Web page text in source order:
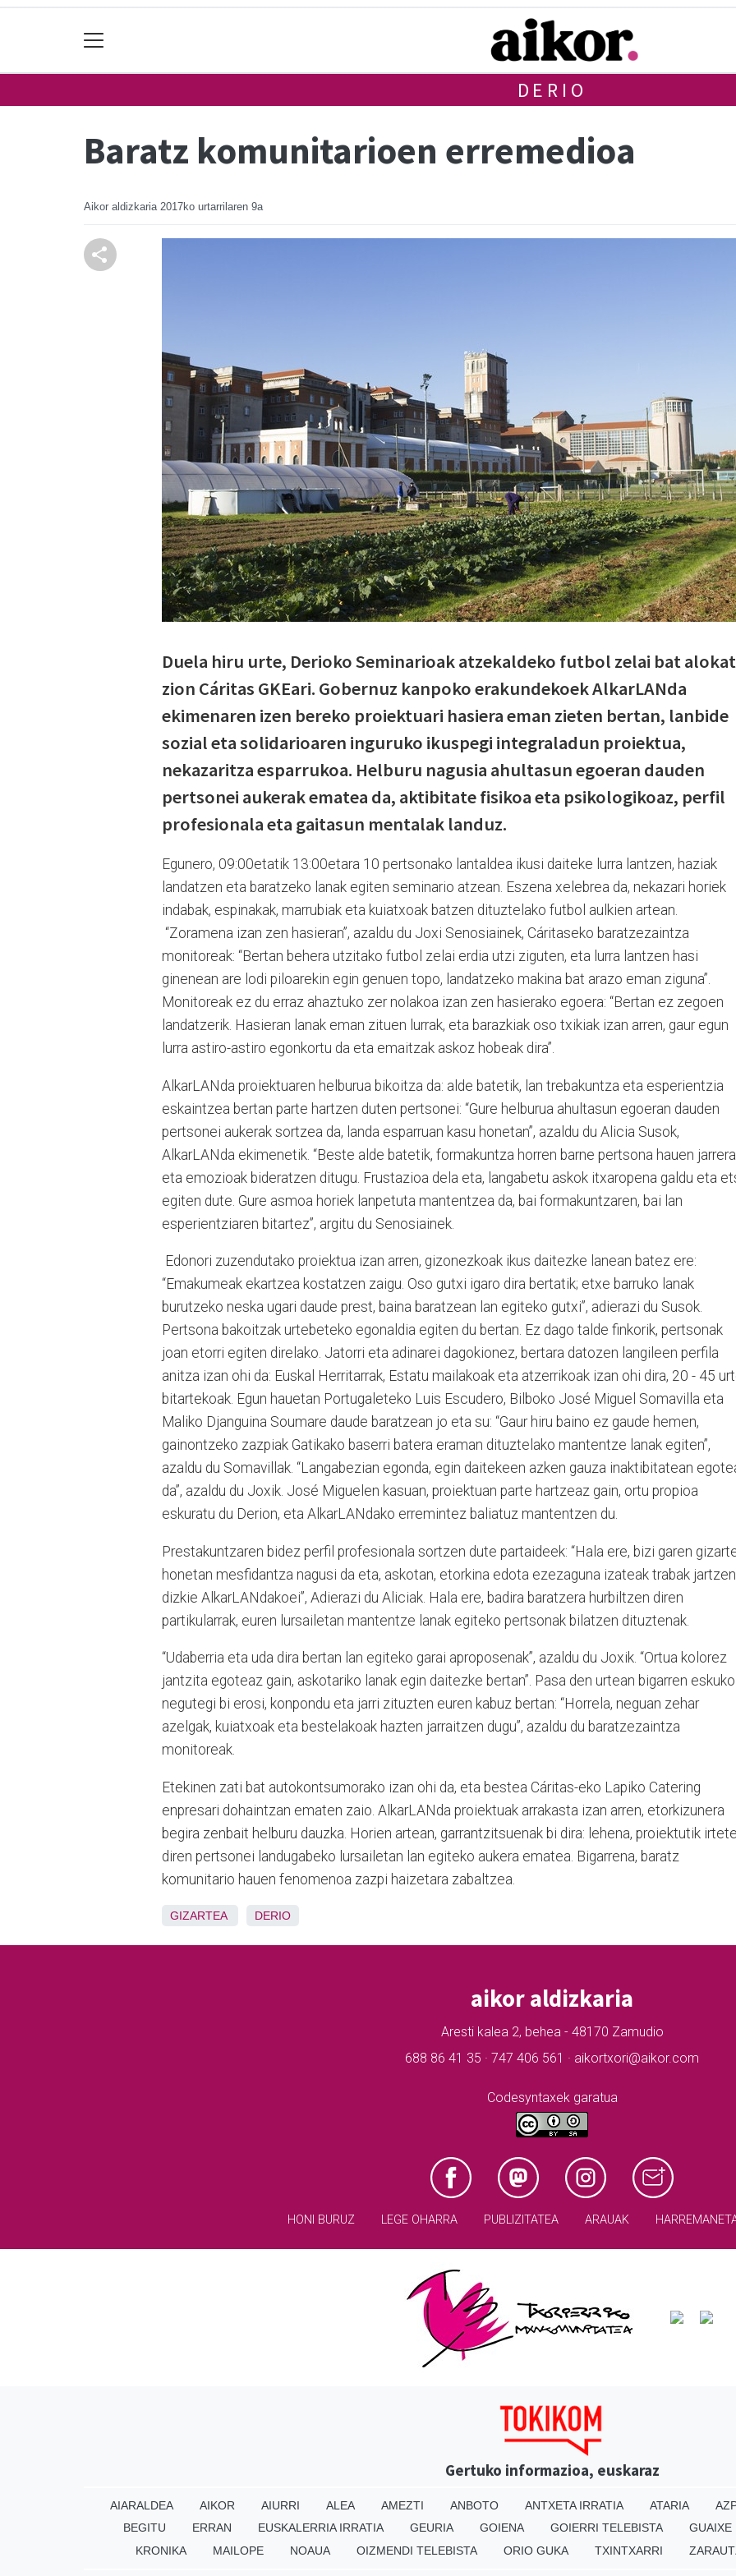
DERIO
Baratz komunitarioen erremedioa
Aikor aldizkaria 2017ko urtarrilaren 9a
Duela hiru urte, Derioko Seminarioak atzekaldeko futbol zelai bat
zion Cáritas GKEari. Gobernuz kanpoko erakundekoek AlkarLANda
ekimenaren izen bereko proiektuari hasiera eman zieten bertan, lanbide
sozial eta solidarioaren inguruko ikuspegi integraladun proiektua,
nekazaritza esparrukoa. Helburu nagusia ahultasun egoeran dauden
pertsonei aukerak ematea da, aktibitate fisikoa eta psikologikoaz, perfil
profesionala eta gaitasun mentalak landuz.
Egunero, 09:00etatik 13:00etara 10 pertsonako lantaldea ikusi daiteke lurra lantzen, haziak
landatzen eta baratzeko lanak egiten seminario atzean. Eszena xelebrea da, nekazari horiek
indabak, espinakak, marrubiak eta kuiatxoak batzen dituztelako futbol aulkien artean.
“Zoramena izan zen hasieran”, azaldu du Joxi Senosiainek, Cáritaseko baratzezaintza
monitoreak: “Bertan behera utzitako futbol zelai erdia utzi ziguten, eta lurra lantzen hasi
ginenean are lodi piloarekin egin genuen topo, landatzeko makina bat arazo eman ziguna”.
Monitoreak ez du erraz ahaztuko zer nolakoa izan zen hasierako egoera: “Bertan ez zegoen
landatzerik. Hasieran lanak eman zituen lurrak, eta barazkiak oso txikiak izan arren, gaur egun
lurra astiro-astiro egonkortu da eta emaitzak askoz hobeak dira”.
AlkarLANda proiektuaren helburua bikoitza da: alde batetik, lan trebakuntza eta esperientzia
eskaintzea bertan parte hartzen duten pertsonei: “Gure helburua ahultasun egoeran dauden
pertsonei aukerak sortzea da, landa esparruan kasu honetan”, azaldu du Alicia Susok,
AlkarLANda ekimenetik. “Beste alde batetik, formakuntza horren barne pertsona hauen jarrera
eta emozioak bideratzen ditugu. Frustazioa dela eta, langabetu askok itxaropena galdu eta
egiten dute. Gure asmoa horiek lanpetuta mantentzea da, bai formakuntzaren, bai lan
esperientziaren bitartez”, argitu du Senosiainek.
Edonori zuzendutako proiektua izan arren, gizonezkoak ikus daitezke lanean batez ere:
“Emakumeak ekartzea kostatzen zaigu. Oso gutxi igaro dira bertatik; etxe barruko lanak
burutzeko neska ugari daude prest, baina baratzean lan egiteko gutxi”, adierazi du Susok.
Pertsona bakoitzak urtebeteko egonaldia egiten du bertan. Ez dago talde finkorik, pertsonak
joan etorri egiten direlako. Jatorri eta adinarei dagokionez, bertara datozen langileen perfila
anitza izan ohi da: Euskal Herritarrak, Estatu mailakoak eta atzerrikoak izan ohi dira, 20 - 45
bitartekoak. Egun hauetan Portugaleteko Luis Escudero, Bilboko José Miguel Somavilla eta
Maliko Djanguina Soumare daude baratzean jo eta su: “Gaur hiru baino ez gaude hemen,
gainontzeko zazpiak Gatikako baserri batera eraman dituztelako mantentze lanak egiten”,
azaldu du Somavillak. “Langabezian egonda, egin daitekeen azken gauza inaktibitatean
da”, azaldu du Joxik. José Miguelen kasuan, proiektuan parte hartzeaz gain, ortu propioa
eskuratu du Derion, eta AlkarLANdako erremintez baliatuz mantentzen du.
Prestakuntzaren bidez perfil profesionala sortzen dute partaideek: “Hala ere, bizi garen
honetan mesfidantza nagusi da eta, askotan, etorkina edota ezezaguna izateak trabak jartzen
dizkie AlkarLANdakoei”, Adierazi du Aliciak. Hala ere, badira baratzera hurbiltzen diren
partikularrak, euren lursailetan mantentze lanak egiteko pertsonak bilatzen dituztenak.
“Udaberria eta uda dira bertan lan egiteko garai aproposenak”, azaldu du Joxik. “Ortua kolorez
jantzita egoteaz gain, askotariko lanak egin daitezke bertan”. Pasa den urtean bigarren eskuko
negutegi bi erosi, konpondu eta jarri zituzten euren kabuz bertan: “Horrela, neguan zehar
azelgak, kuiatxoak eta bestelakoak hazten jarraitzen dugu”, azaldu du baratzezaintza
monitoreak.
Etekinen zati bat autokontsumorako izan ohi da, eta bestea Cáritas-eko Lapiko Catering
enpresari dohaintzan ematen zaio. AlkarLANda proiektuak arrakasta izan arren, etorkizunera
begira zenbait helburu dauzka. Horien artean, garrantzitsuenak bi dira: lehena, proiektutik
diren pertsonei landugabeko lursailetan lan egiteko aukera ematea. Bigarrena, baratz
komunitario hauen fenomenoa zazpi haizetara zabaltzea.
GIZARTEA DERIO
aikor aldizkaria
Aresti kalea 2, behea - 48170 Zamudio
688 86 41 35 · 747 406 561 · aikortxori@aikor.com
Codesyntaxek garatua
HONI BURUZ LEGE OHARRA PUBLIZITATEA ARAUAK
Gertuko informazioa, euskaraz
AIARALDEA AIKOR AIURRI ALEA AMEZTI ANBOTO ANTXETA IRRATIA ATARIA
BEGITU
ERRAN EUSKALERRIA IRRATIA GEURIA GOIENA GOIERRI TELEBISTA
GUAIXE
KRONIKA
MAILOPE NOAUA OIZMENDI TELEBISTA ORIO GUKA TXINTXARRI